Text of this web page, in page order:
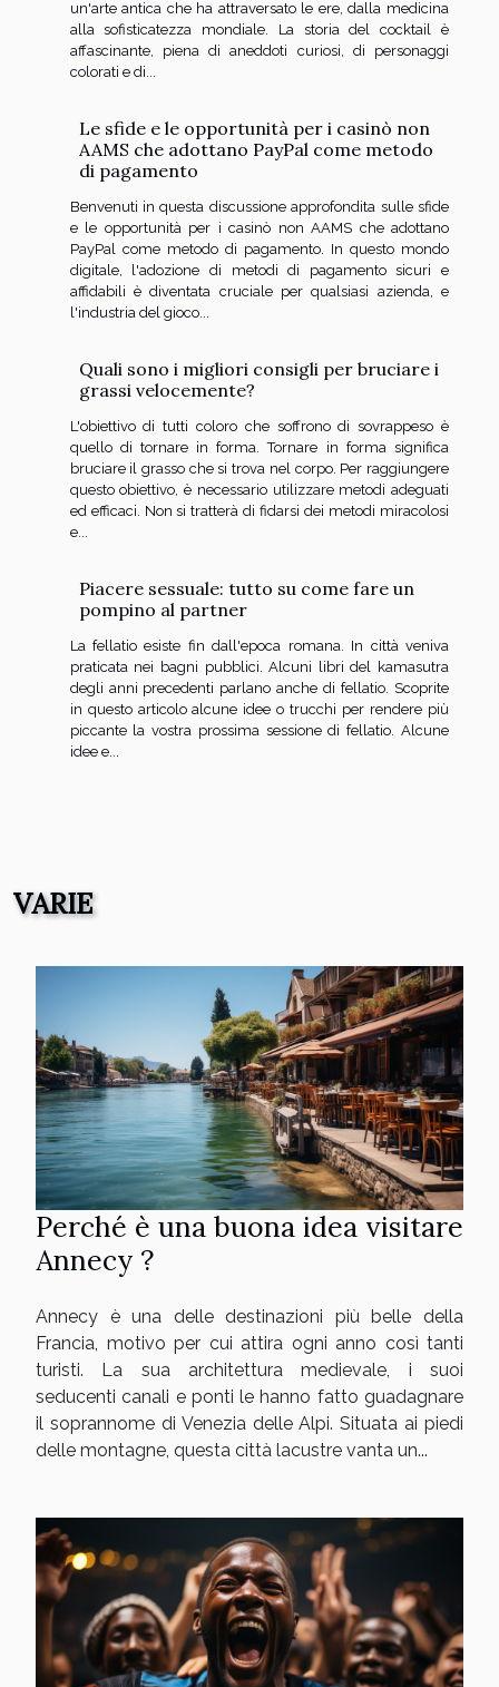
un'arte antica che ha attraversato le ere, dalla medicina
alla sofisticatezza mondiale. La storia del cocktail è
affascinante, piena di aneddoti curiosi, di personaggi
colorati e di...
Le sfide e le opportunità per i casinò non
AAMS che adottano PayPal come metodo
di pagamento
Benvenuti in questa discussione approfondita sulle sfide
e le opportunità per i casinò non AAMS che adottano
PayPal come metodo di pagamento. In questo mondo
digitale, l'adozione di metodi di pagamento sicuri e
affidabili è diventata cruciale per qualsiasi azienda, e
l'industria del gioco...
Quali sono i migliori consigli per bruciare i
grassi velocemente?
L'obiettivo di tutti coloro che soffrono di sovrappeso è
quello di tornare in forma. Tornare in forma significa
bruciare il grasso che si trova nel corpo. Per raggiungere
questo obiettivo, è necessario utilizzare metodi adeguati
ed efficaci. Non si tratterà di fidarsi dei metodi miracolosi
e...
Piacere sessuale: tutto su come fare un
pompino al partner
La fellatio esiste fin dall'epoca romana. In città veniva
praticata nei bagni pubblici. Alcuni libri del kamasutra
degli anni precedenti parlano anche di fellatio. Scoprite
in questo articolo alcune idee o trucchi per rendere più
piccante la vostra prossima sessione di fellatio. Alcune
idee e...
VARIE
Perché è una buona idea visitare
Annecy ?
Annecy è una delle destinazioni più belle della
Francia, motivo per cui attira ogni anno così tanti
turisti. La sua architettura medievale, i suoi
seducenti canali e ponti le hanno fatto guadagnare
il soprannome di Venezia delle Alpi. Situata ai piedi
delle montagne, questa città lacustre vanta un...